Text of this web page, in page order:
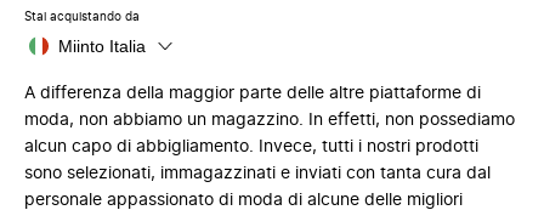
Stai acquistando da
Miinto Italia
A differenza della maggior parte delle altre piattaforme di
moda, non abbiamo un magazzino. In effetti, non possediamo
alcun capo di abbigliamento. Invece, tutti i nostri prodotti
sono selezionati, immagazzinati e inviati con tanta cura dal
personale appassionato di moda di alcune delle migliori